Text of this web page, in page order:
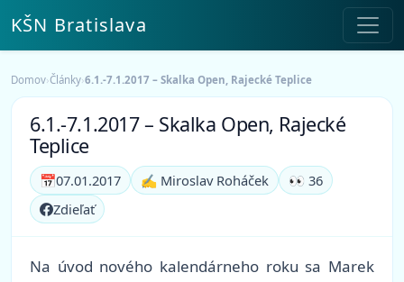
KŠN Bratislava
Domov›Články›6.1.-7.1.2017 – Skalka Open, Rajecké Teplice
6.1.-7.1.2017 – Skalka Open, Rajecké
Teplice
📅07.01.2017 ✍️ Miroslav Roháček
👀 36
Zdieľať
Na úvod nového kalendárneho roku sa Marek